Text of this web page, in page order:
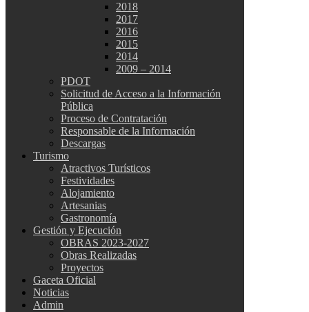
2018
2017
2016
2015
2014
2009 – 2014
PDOT
Solicitud de Acceso a la Información
Pública
Proceso de Contratación
Responsable de la Información
Descargas
Turismo
Atractivos Turísticos
Festividades
Alojamiento
Artesanias
Gastronomía
Gestión y Ejecución
OBRAS 2023-2027
Obras Realizadas
Proyectos
Gaceta Oficial
Noticias
Admin